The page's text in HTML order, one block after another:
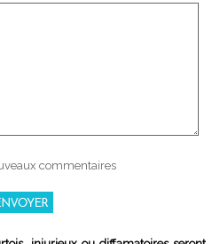
commentaires